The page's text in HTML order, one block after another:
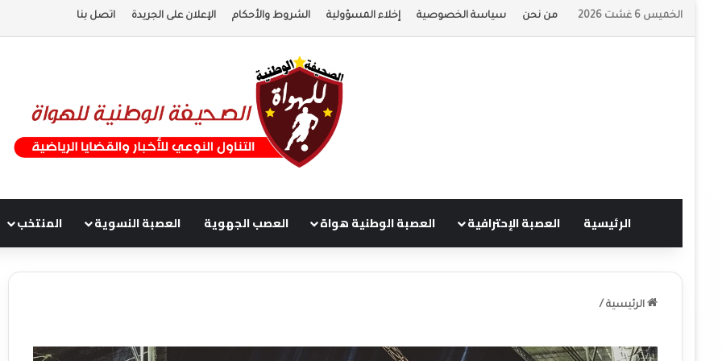
الخميس 6 غشت 2026 من نحن سياسة الخصوصية إخلاء المسؤولية الشروط والأحكام الإعلان على الجريدة اتصل بنا
الرئيسية العصبة الإحترافية العصبة الوطنية هواة العصب الجهوية العصبة النسوية المنتخب
الرئيسية /